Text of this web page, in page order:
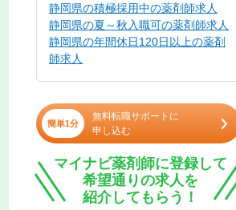
静岡県の積極採用中の薬剤師求人
静岡県の夏～秋入職可の薬剤師求人
静岡県の年間休日120日以上の薬剤
師求人
簡単1分
無料転職サポートに
申し込む
マイナビ薬剤師に登録して
希望通りの求人を
紹介してもらう！